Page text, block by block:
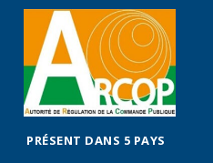
PRÉSENT DANS 5 PAYS